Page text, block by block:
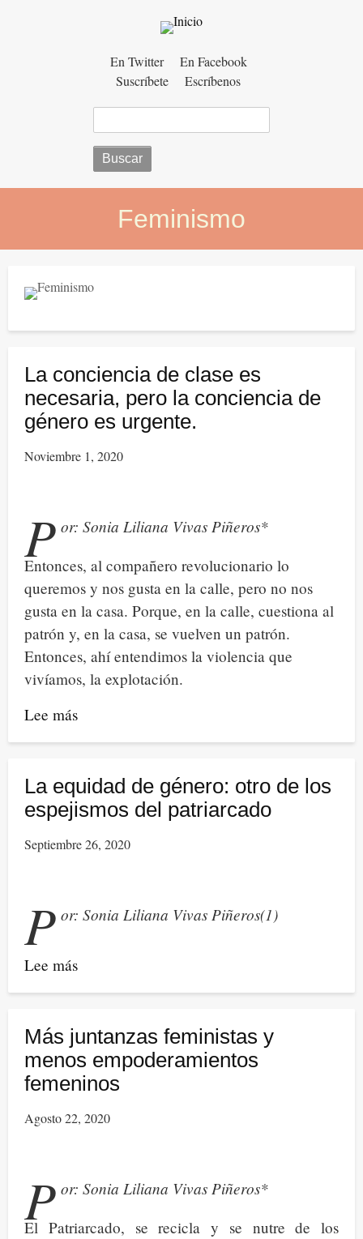
Menú
auxiliar
En Twitter
En Facebook
Suscríbete
Escríbenos
Feminismo
La conciencia de clase es
necesaria, pero la conciencia de
género es urgente.
Noviembre 1, 2020
P or: Sonia Liliana Vivas Piñeros*
Entonces, al compañero revolucionario lo
queremos y nos gusta en la calle, pero no nos
gusta en la casa. Porque, en la calle, cuestiona al
patrón y, en la casa, se vuelven un patrón.
Entonces, ahí entendimos la violencia que
vivíamos, la explotación.
Lee más
La
de
clase
necesaria,
conciencia
La equidad de género: otro de los
espejismos del patriarcado
Septiembre 26, 2020
P or: Sonia Liliana Vivas Piñeros(1)
Lee más
La
de
género:
otro
los
patriarcado
Más juntanzas feministas y
menos empoderamientos
femeninos
Agosto 22, 2020
P or: Sonia Liliana Vivas Piñeros*
El Patriarcado, se recicla y se nutre de los